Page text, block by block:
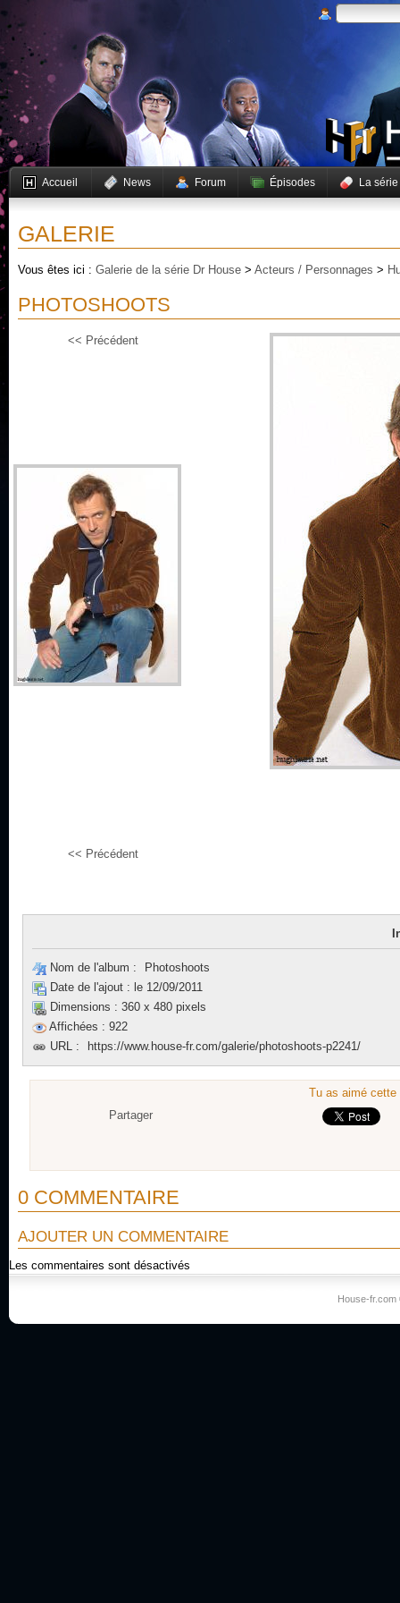
Accueil News Forum Épisodes La série
GALERIE
Vous êtes ici : Galerie de la série Dr House > Acteurs / Personnages >
PHOTOSHOOTS
<< Précédent
<< Précédent
Nom de l'album :
Photoshoots
Date de l'ajout : le 12/09/2011
Dimensions : 360 x 480 pixels
Affichées : 922
URL :
https://www.house-fr.com/galerie/photoshoots-p2241/
Tu as aimé
Partager
0 COMMENTAIRE
AJOUTER UN COMMENTAIRE
Les commentaires sont désactivés
House-